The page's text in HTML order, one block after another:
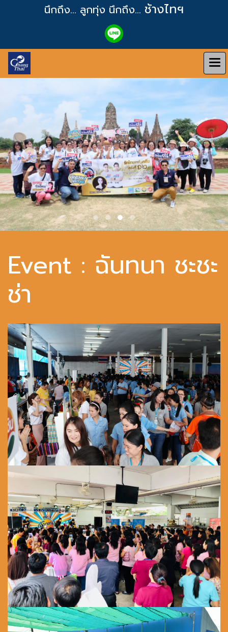
นึกถึง... ลูกทุ่ง นึกถึง... ช้างไทฯ
Event : ฉันทนา ชะชะ
ช่า
ขอข้อมูลเพิ่มเติม
โทร. 02 974 5720
สะดวก